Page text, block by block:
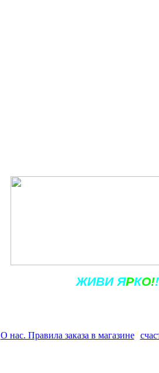
ЖИВИ ЯРКО!!
О нас. Правила заказа в магазине